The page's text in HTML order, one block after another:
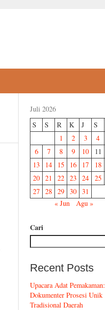
Juli 2026
S
S R K J S
1
2 3 4
6
7 8 9 10 11
13
14 15 16 17 18
20 21 22 23 24 25
27 28 29 30 31
« Jun
Agu »
Cari
Recent Posts
Upacara Adat Pemakaman:
Dokumenter Prosesi Unik
Tradisional Daerah